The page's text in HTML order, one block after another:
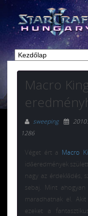
Macro
sweeping
1286
Véget ért a Macro
időeredmények
nagy az érdeklődés,
sebaj. Mint
maradhatnak el.
ezeket a